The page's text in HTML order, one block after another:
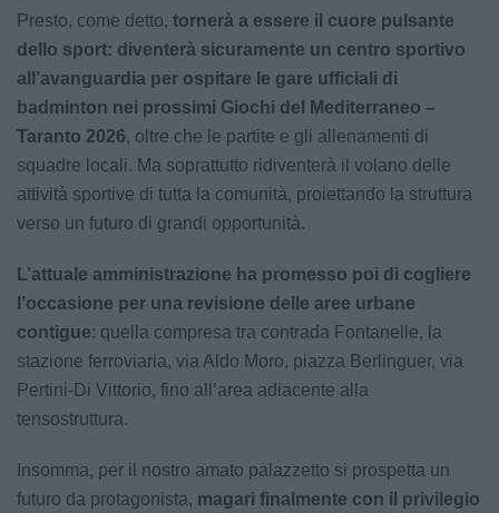
Presto, come detto, tornerà a essere il cuore pulsante
dello sport: diventerà sicuramente un centro sportivo
all’avanguardia per ospitare le gare ufficiali di
badminton nei prossimi Giochi del Mediterraneo –
Taranto 2026, oltre che le partite e gli allenamenti di
squadre locali. Ma soprattutto ridiventerà il volano delle
attività sportive di tutta la comunità, proiettando la struttura
verso un futuro di grandi opportunità.
L’attuale amministrazione ha promesso poi di cogliere
l’occasione per una revisione delle aree urbane
contigue: quella compresa tra contrada Fontanelle, la
stazione ferroviaria, via Aldo Moro, piazza Berlinguer, via
Pertini-Di Vittorio, fino all’area adiacente alla
tensostruttura.
Insomma, per il nostro amato palazzetto si prospetta un
futuro da protagonista, magari finalmente con il privilegio